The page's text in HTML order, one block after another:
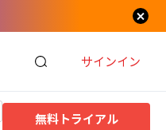
サインイン
無料トライアル